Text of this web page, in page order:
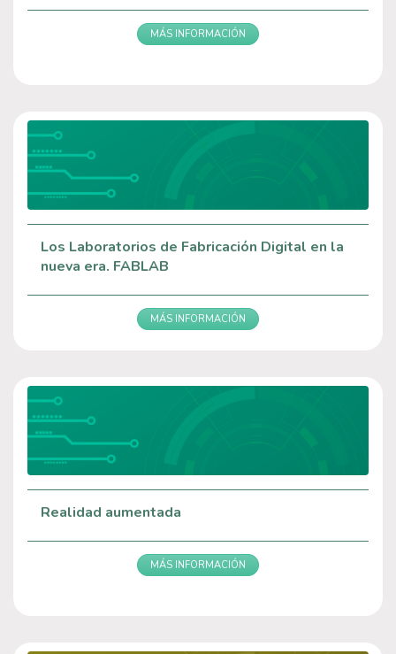
MÁS INFORMACIÓN
Los Laboratorios de Fabricación Digital en la
nueva era. FABLAB
MÁS INFORMACIÓN
Realidad aumentada
MÁS INFORMACIÓN